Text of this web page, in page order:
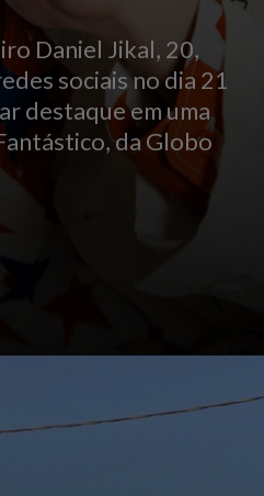
Daniel Jikal, 20,
sociais no dia 21
destaque em uma
da Globo